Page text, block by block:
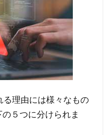
る理由には様々なもの
５つに分けられま